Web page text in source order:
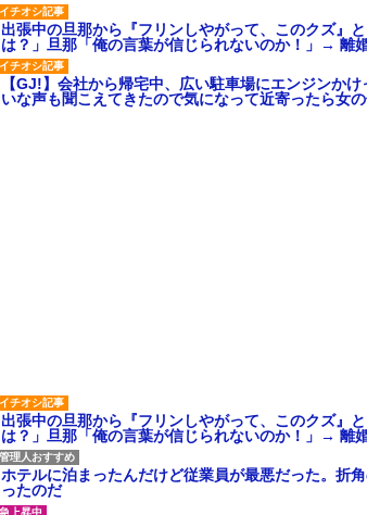
出張中の旦那から『フリンしやがって、このクズ』
は？」旦那「俺の言葉が信じられないのか！」→ 離
【GJ!】会社から帰宅中、広い駐車場にエンジンか
いな声も聞こえてきたので気になって近寄ったら女
出張中の旦那から『フリンしやがって、このクズ』
は？」旦那「俺の言葉が信じられないのか！」→ 離
ホテルに泊まったんだけど従業員が最悪だった。折
ったのだ